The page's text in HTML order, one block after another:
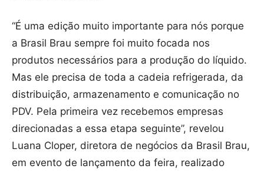
“É uma edição muito importante para nós porque
a Brasil Brau sempre foi muito focada nos
produtos necessários para a produção do líquido.
Mas ele precisa de toda a cadeia refrigerada, da
distribuição, armazenamento e comunicação no
PDV. Pela primeira vez recebemos empresas
direcionadas a essa etapa seguinte”, revelou
Luana Cloper, diretora de negócios da Brasil Brau,
em evento de lançamento da feira, realizado